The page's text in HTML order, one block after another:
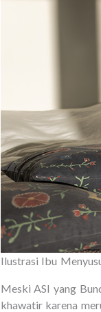
Ilustrasi Ibu
Meski ASI yang
khawatir karena